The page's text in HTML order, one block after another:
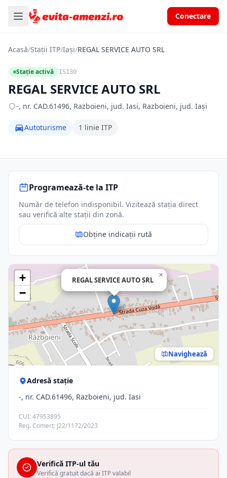
Conectare
Acasă/Stații ITP/Iași/REGAL SERVICE AUTO SRL
Stație activă IS130
REGAL SERVICE AUTO SRL
-, nr. CAD.61496, Razboieni, jud. Iasi, Razboieni, jud. Iași
Autoturisme 1 linie ITP
Programează-te la ITP
Număr de telefon indisponibil. Vizitează stația direct
sau verifică alte stații din zonă.
Obține indicații rută
REGAL SERVICE AUTO SRL
×
+
−
Navighează
Adresă stație
-, nr. CAD.61496, Razboieni, jud. Iasi
CUI: 47953895
Reg. Comerț: J22/1172/2023
Verifică ITP-ul tău
Verifică gratuit dacă ai ITP valabil